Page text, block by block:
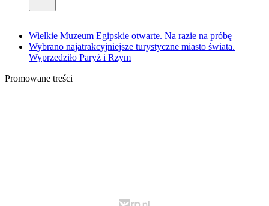
Wielkie Muzeum Egipskie otwarte. Na razie na próbę
Wybrano najatrakcyjniejsze turystyczne miasto świata.
Wyprzedziło Paryż i Rzym
Promowane treści